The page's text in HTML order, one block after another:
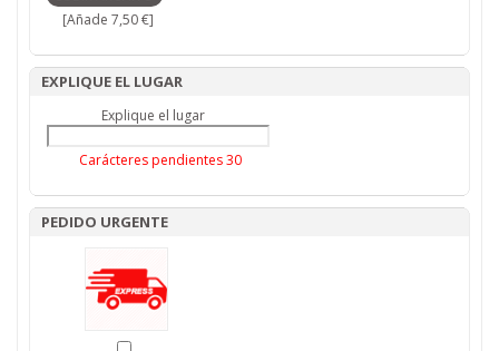
[Añade 7,50 €]
EXPLIQUE EL LUGAR
Explique el lugar
Carácteres pendientes30
PEDIDO URGENTE